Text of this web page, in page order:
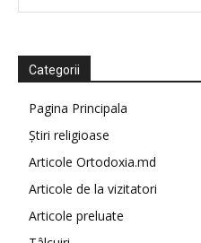
Categorii
Pagina Principala
Știri religioase
Articole Ortodoxia.md
Articole de la vizitatori
Articole preluate